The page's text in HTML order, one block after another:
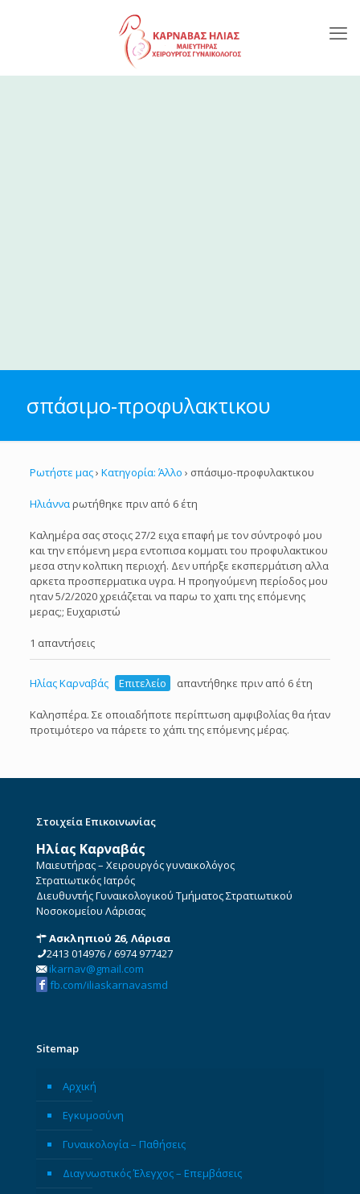
σπάσιμο-προφυλακτικου
Ρωτήστε μας› Κατηγορία: Άλλο › σπάσιμο-προφυλακτικου
Ηλιάνναρωτήθηκε πριν από 6 έτη
Καλημέρα σας στοςις 27/2 ειχα επαφή με τον σύντροφό μου
και την επόμενη μερα εντοπισα κομματι του προφυλακτικου
μεσα στην κολπικη περιοχή. Δεν υπήρξε εκσπερμάτιση αλλα
αρκετα προσπερματικα υγρα. Η προηγούμενη περίοδος μου
ηταν 5/2/2020 χρειάζεται να παρω το χαπι της επόμενης
μερας;; Ευχαριστώ
1 απαντήσεις
Ηλίας Καρναβάς Επιτελείο απαντήθηκε πριν από 6 έτη
Καλησπέρα. Σε οποιαδήποτε περίπτωση αμφιβολίας θα ήταν
προτιμότερο να πάρετε το χάπι της επόμενης μέρας.
Στοιχεία Επικοινωνίας
Ηλίας Καρναβάς
Μαιευτήρας – Χειρουργός γυναικολόγος
Στρατιωτικός Ιατρός
Διευθυντής Γυναικολογικού Τμήματος Στρατιωτικού
Νοσοκομείου Λάρισας
Ασκληπιού 26, Λάρισα
2413 014976/6974 977427
ikarnav@gmail.com
fb.com/iliaskarnavasmd
Sitemap
Αρχική
Εγκυμοσύνη
Γυναικολογία – Παθήσεις
Διαγνωστικός Έλεγχος – Επεμβάσεις